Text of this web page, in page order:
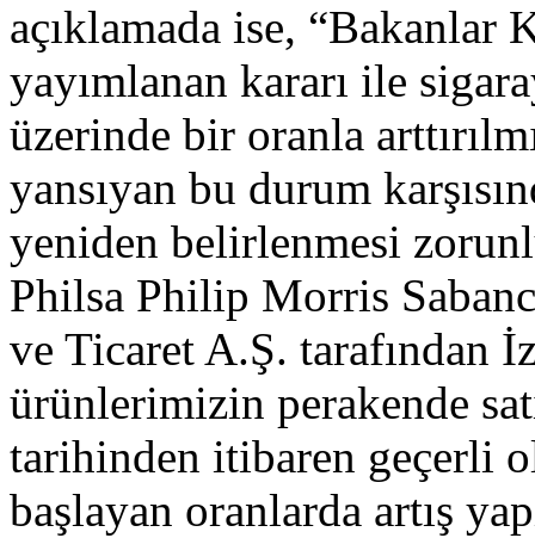
açıklamada ise, “Bakanlar
yayımlanan kararı ile
üzerinde bir oranla
yansıyan bu durum
yeniden belirlenmesi
Philsa Philip Morris
ve Ticaret A.Ş. tarafından
ürünlerimizin perakende
tarihinden itibaren geçerli
başlayan oranlarda artış